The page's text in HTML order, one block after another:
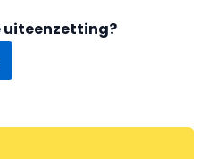
uiteenzetting?